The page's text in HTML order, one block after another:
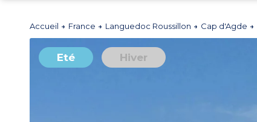
Accueil France Languedoc Roussillon Cap d'Agde
Eté Hiver